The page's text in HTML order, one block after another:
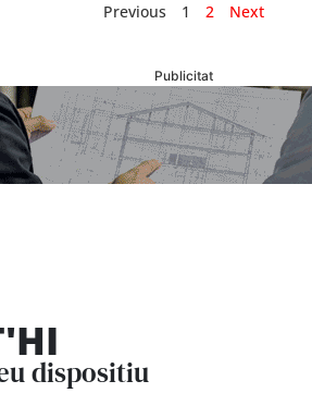
Previous 1 2 Next
Publicitat
dispositiu